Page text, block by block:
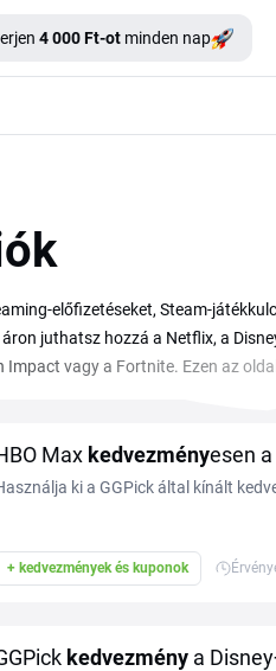
4 000 Ft-ot minden nap
előfizetéseket, Steam-
juthatsz hozzá a Netflix, a
Impact vagy a Fortnite. Ezen az
Max kedvezményesen
ki a GGPick által kínált
+ kedvezmények és kuponok
kedvezmény a